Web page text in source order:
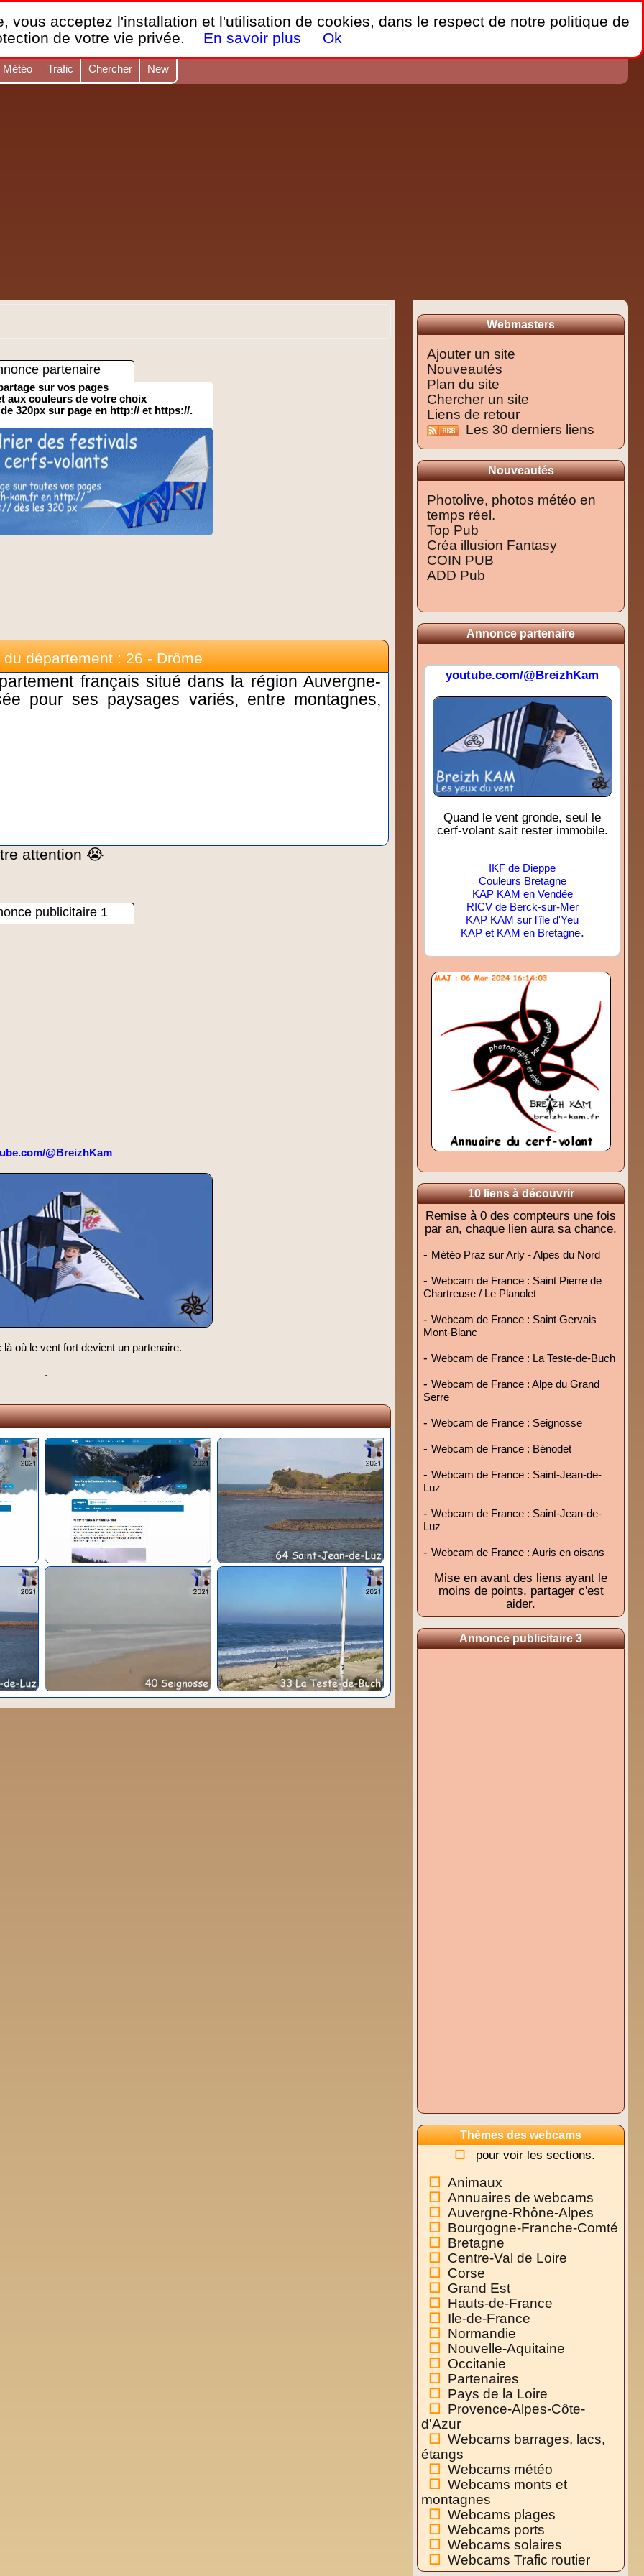
France Webcams,
Les webcams sur mobiles, portables et PC.
Météo Trafic Chercher New
partenaire
sur vos pages
aux couleurs de votre choix
320px sur page en http:// et https://.
du département : 26 - Drôme
français situé dans la région Auvergne-
pour ses paysages variés, entre montagnes,
attention 😭
publicitaire 1
@BreizhKam
où le vent fort devient un partenaire.
.
Webmasters
Ajouter un site
Nouveautés
Plan du site
Chercher un site
Liens de retour
Les 30 derniers liens
Nouveautés
Photolive, photos météo en
temps réel.
Top Pub
Créa illusion Fantasy
COIN PUB
ADD Pub
Annonce partenaire
youtube.com/@BreizhKam
Quand le vent gronde, seul le
cerf-volant sait rester immobile.
IKF de Dieppe
Couleurs Bretagne
KAP KAM en Vendée
RICV de Berck-sur-Mer
KAP KAM sur l'île d'Yeu
KAP et KAM en Bretagne.
10 liens à découvrir
Remise à 0 des compteurs une fois
par an, chaque lien aura sa chance.
- Météo Praz sur Arly - Alpes du Nord
- Webcam de France : Saint Pierre de
Chartreuse / Le Planolet
- Webcam de France : Saint Gervais
Mont-Blanc
- Webcam de France : La Teste-de-Buch
- Webcam de France : Alpe du Grand
Serre
- Webcam de France : Seignosse
- Webcam de France : Bénodet
- Webcam de France : Saint-Jean-de-
Luz
- Webcam de France : Saint-Jean-de-
Luz
- Webcam de France : Auris en oisans
Mise en avant des liens ayant le
moins de points, partager c'est
aider.
Annonce publicitaire 3
Thèmes des webcams
pour voir les sections.
Animaux
Annuaires de webcams
Auvergne-Rhône-Alpes
Bourgogne-Franche-Comté
Bretagne
Centre-Val de Loire
Corse
Grand Est
Hauts-de-France
Ile-de-France
Normandie
Nouvelle-Aquitaine
Occitanie
Partenaires
Pays de la Loire
Provence-Alpes-Côte-
d'Azur
Webcams barrages, lacs,
étangs
Webcams météo
Webcams monts et
montagnes
Webcams plages
Webcams ports
Webcams solaires
Webcams Trafic routier
vous acceptez l'installation et l'utilisation de cookies, dans le respect de notre politique de
de votre vie privée.
En savoir plus Ok